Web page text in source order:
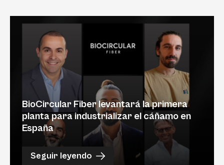
BioCircular Fiber levantará la primera
planta para industrializar el cáñamo en
España
Seguir leyendo